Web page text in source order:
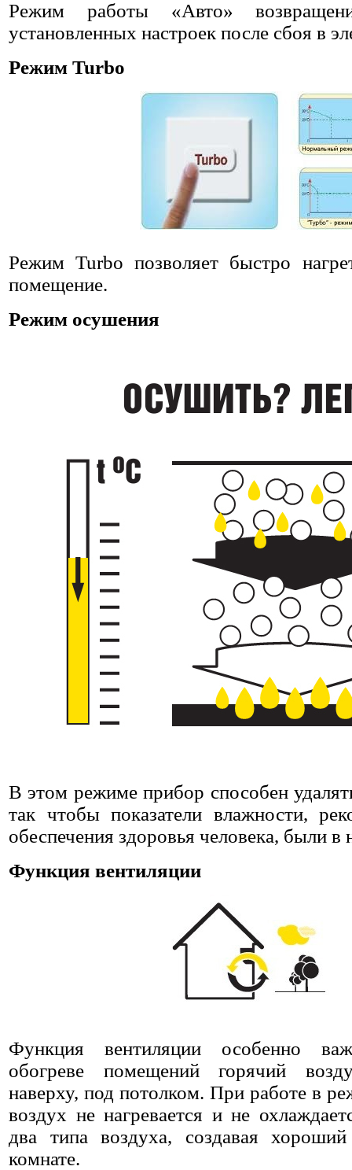
Режим работы «Авто»
установленных настроек после сбоя в
Режим Turbo
Режим Turbo позволяет быстро
помещение.
Режим осушения
В этом режиме прибор способен
так чтобы показатели влажности,
обеспечения здоровья человека, были в
Функция вентиляции
Функция вентиляции особенно
обогреве помещений горячий
наверху, под потолком. При работе в
воздух не нагревается и не
два типа воздуха, создавая
комнате.